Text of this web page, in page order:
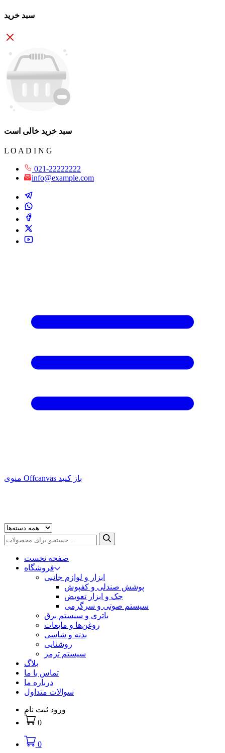
سبد خرید
سبد خرید خالی است
L O A D I N G
021-22222222
info@example.com
منوی Offcanvas باز کنید
صفحه نخست
فروشگاه
ابزار و لوازم جانبی
پوشش صندلی و کفپوش
جک و ابزار تعویض
سیستم صوتی و سرگرمی
باتری و سیستم برق
روغن‌ها و مایعات
بدنه و شاسی
روشنایی
سیستم ترمز
بلاگ
تماس با ما
درباره ما
سوالات متداول
ورود ثبت نام
0
0